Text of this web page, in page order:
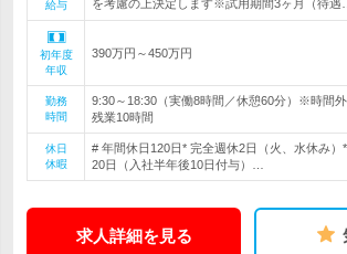
給与
を考慮の上決定します※試用期間3ヶ月（待遇…
初年度
年収
390万円～450万円
勤務
時間
9:30～18:30（実働8時間／休憩60分）※時間
残業10時間
休日
休暇
# 年間休日120日* 完全週休2日（火、水休み）
20日（入社半年後10日付与）…
求人詳細を見る